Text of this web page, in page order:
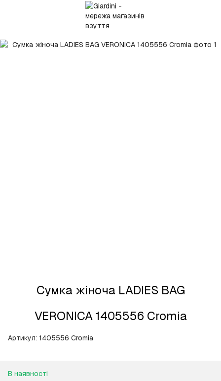
Сумка жіноча LADIES BAG
VERONICA 1405556 Cromia
Артикул: 1405556 Cromia
В наявності